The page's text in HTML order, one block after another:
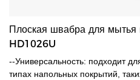
Плоская швабра для
HD1026U
--Универсальность: подходит
типах напольных покрытий,